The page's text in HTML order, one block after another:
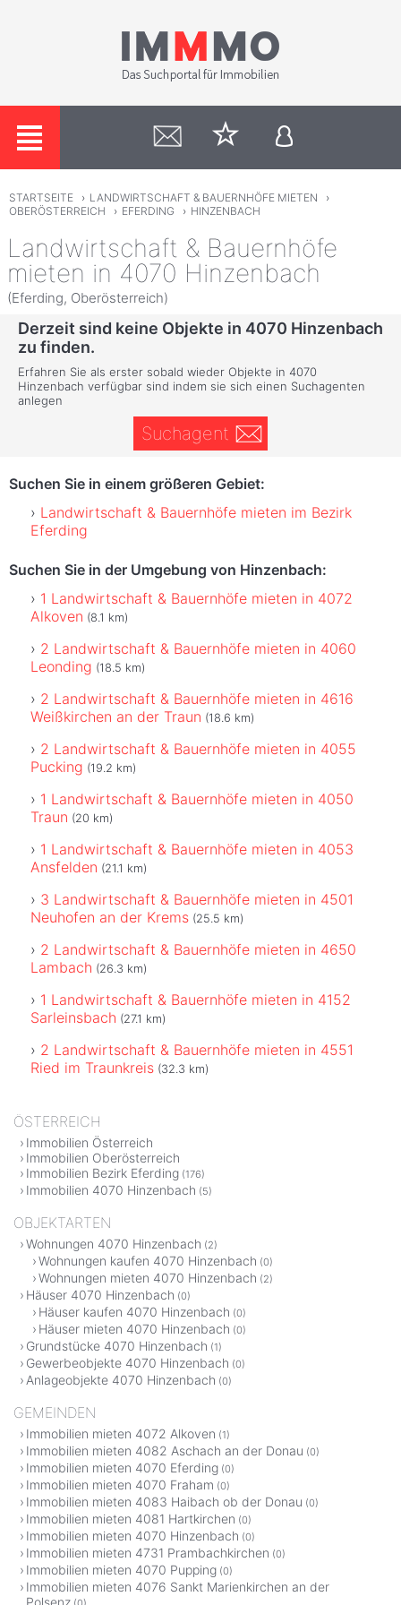
STARTSEITE › LANDWIRTSCHAFT & BAUERNHÖFE MIETEN
›
OBERÖSTERREICH
› EFERDING › HINZENBACH
Landwirtschaft & Bauernhöfe
mieten in 4070 Hinzenbach
(Eferding, Oberösterreich)
Derzeit sind keine Objekte in 4070 Hinzenbach
zu finden.
Erfahren Sie als erster sobald wieder Objekte in 4070
Hinzenbach verfügbar sind indem sie sich einen Suchagenten
anlegen
Suchagent
Suchen Sie in einem größeren Gebiet:
Landwirtschaft & Bauernhöfe mieten im Bezirk
Eferding
Suchen Sie in der Umgebung von Hinzenbach:
1 Landwirtschaft & Bauernhöfe mieten in 4072
Alkoven (8.1 km)
2 Landwirtschaft & Bauernhöfe mieten in 4060
Leonding (18.5 km)
2 Landwirtschaft & Bauernhöfe mieten in 4616
Weißkirchen an der Traun (18.6 km)
2 Landwirtschaft & Bauernhöfe mieten in 4055
Pucking (19.2 km)
1 Landwirtschaft & Bauernhöfe mieten in 4050
Traun (20 km)
1 Landwirtschaft & Bauernhöfe mieten in 4053
Ansfelden (21.1 km)
3 Landwirtschaft & Bauernhöfe mieten in 4501
Neuhofen an der Krems (25.5 km)
2 Landwirtschaft & Bauernhöfe mieten in 4650
Lambach (26.3 km)
1 Landwirtschaft & Bauernhöfe mieten in 4152
Sarleinsbach (27.1 km)
2 Landwirtschaft & Bauernhöfe mieten in 4551
Ried im Traunkreis (32.3 km)
ÖSTERREICH
Immobilien Österreich
Immobilien Oberösterreich
Immobilien Bezirk Eferding (176)
Immobilien 4070 Hinzenbach (5)
OBJEKTARTEN
Wohnungen 4070 Hinzenbach (2)
Wohnungen kaufen 4070 Hinzenbach (0)
Wohnungen mieten 4070 Hinzenbach (2)
Häuser 4070 Hinzenbach (0)
Häuser kaufen 4070 Hinzenbach (0)
Häuser mieten 4070 Hinzenbach (0)
Grundstücke 4070 Hinzenbach (1)
Gewerbeobjekte 4070 Hinzenbach (0)
Anlageobjekte 4070 Hinzenbach (0)
GEMEINDEN
Immobilien mieten 4072 Alkoven (1)
Immobilien mieten 4082 Aschach an der Donau (0)
Immobilien mieten 4070 Eferding (0)
Immobilien mieten 4070 Fraham (0)
Immobilien mieten 4083 Haibach ob der Donau (0)
Immobilien mieten 4081 Hartkirchen (0)
Immobilien mieten 4070 Hinzenbach (0)
Immobilien mieten 4731 Prambachkirchen (0)
Immobilien mieten 4070 Pupping (0)
Immobilien mieten 4076 Sankt Marienkirchen an der
Polsenz